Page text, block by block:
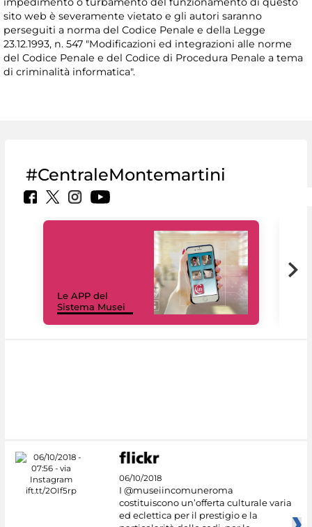
sito web è severamente vietato e gli autori saranno
perseguiti a norma del Codice Penale e della Legge
23.12.1993, n. 547 "Modificazioni ed integrazioni alle norme
del Codice Penale e del Codice di Procedura Penale a tema
di criminalità informatica".
#CentraleMontemartini
Le APP del
Sistema Musei
06/10/2018
I @museiincomuneroma
costituiscono un’offerta culturale varia
ed eclettica per il prestigio e la